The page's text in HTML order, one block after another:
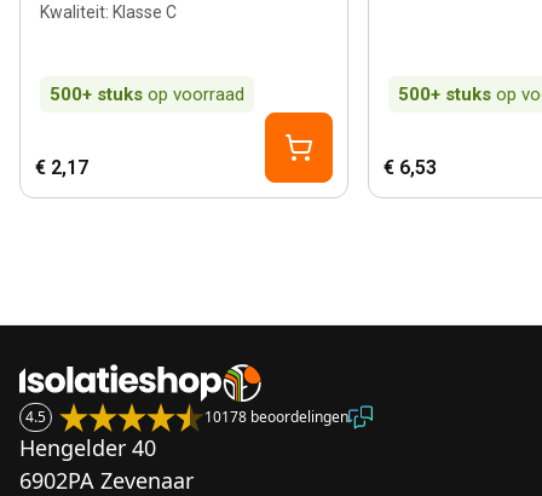
Kwaliteit: Klasse C
500+ stuks op voorraad
€ 2,17
500+ stuks op
€ 6,53
4.5 10178 beoordelingen
Hengelder 40
6902PA Zevenaar